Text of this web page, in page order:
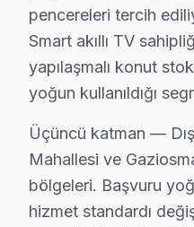
• Gaziosmanpaşa
• Gaziosmanpaşa'de
• Gaziosmanpaşa
• Gaziosmanpaşa'de
Regal televizyon
Gaziosmanpaşa'da
Regal akıllı TV'nizin
pencereleri tercih
Smart akıllı TV
yapılaşmalı konut
yoğun kullanıldığı
Üçüncü katman —
Mahallesi ve
bölgeleri. Başvuru
hizmet standardı